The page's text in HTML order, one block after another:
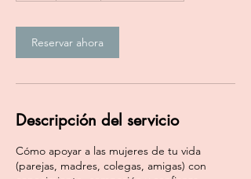
Reservar ahora
Descripción del servicio
Cómo apoyar a las mujeres de tu vida
(parejas, madres, colegas, amigas) con